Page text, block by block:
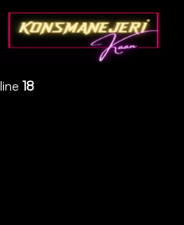
Deprecated: json_decode():
of type string is deprecated in
/home/konsmenajericom/
line 18